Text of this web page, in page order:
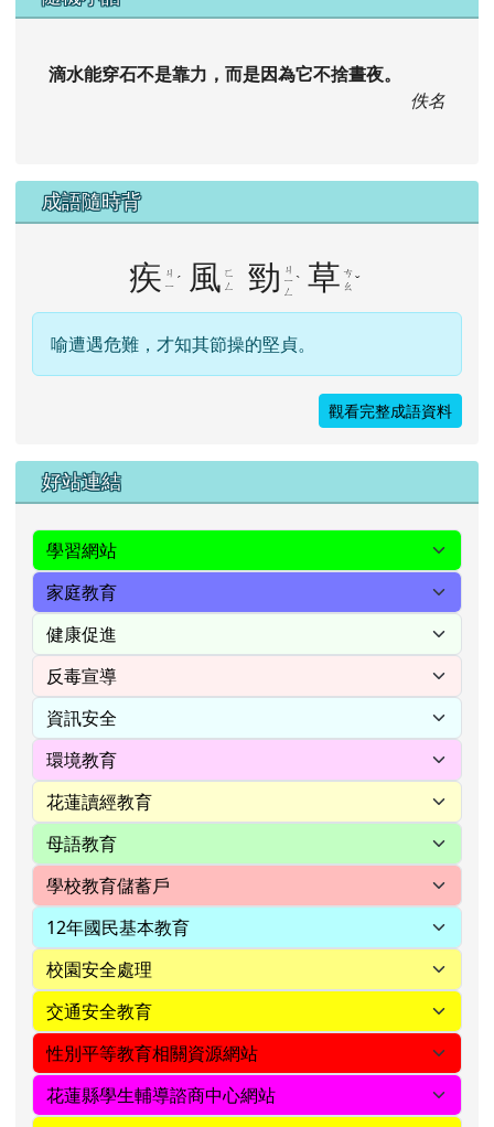
滴水能穿石不是靠力，而是因為它不捨晝夜。
佚名
成語隨時背
疾 ㄐ
ㄧ ˊ 風 ㄈ
ㄥ
勁 ㄐ
ㄧ
ㄥ
ˋ 草 ㄘ
ㄠ ˇ
喻遭遇危難，才知其節操的堅貞。
觀看完整成語資料
右邊區域內容
好站連結